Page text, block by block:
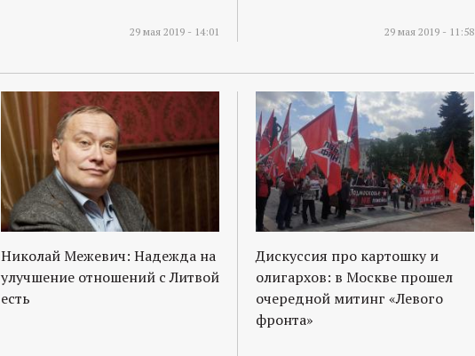
29 мая 2019 - 14:01 29 мая 2019 - 11:58
Николай Межевич: Надежда на
улучшение отношений с Литвой
есть
Дискуссия про картошку и
олигархов: в Москве прошел
очередной митинг «Левого
фронта»